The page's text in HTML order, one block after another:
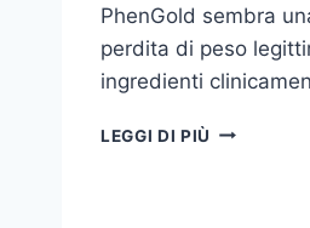
PhenGold sembra
perdita di peso
ingredienti
LEGGI DI PIÙ